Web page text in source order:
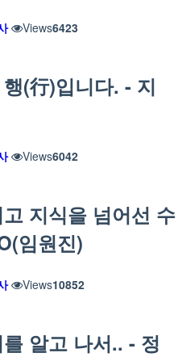
Views6423
(行)입니다. - 지
Views6042
지식을 넘어선 수
임원진)
Views10852
알고 나서.. - 정